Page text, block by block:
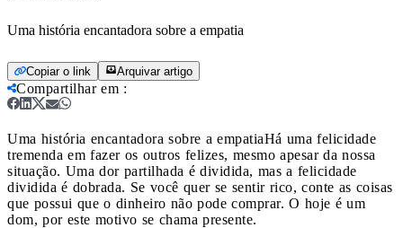
Uma história encantadora sobre a empatia
Copiar o link Arquivar artigo
Compartilhar em :
Uma história encantadora sobre a empatiaHá uma felicidade
tremenda em fazer os outros felizes, mesmo apesar da nossa
situação. Uma dor partilhada é dividida, mas a felicidade
dividida é dobrada. Se você quer se sentir rico, conte as coisas
que possui que o dinheiro não pode comprar. O hoje é um
dom, por este motivo se chama presente.